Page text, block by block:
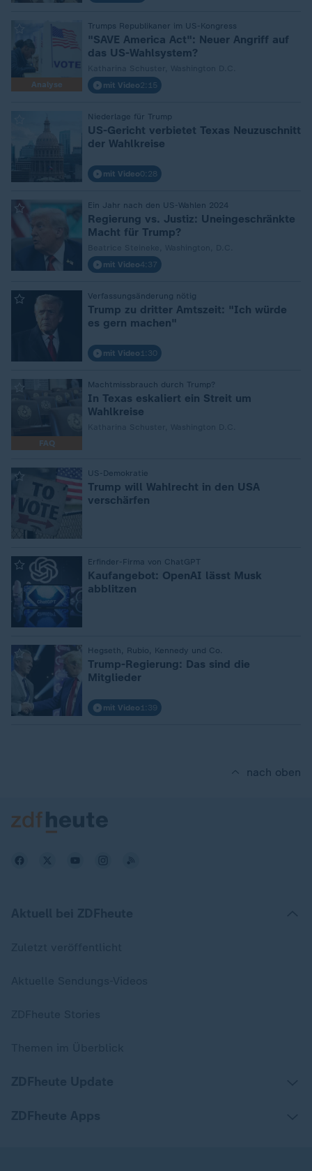
Analyse
Trumps Republikaner im US-Kongress
"SAVE America Act": Neuer Angriff auf
das US-Wahlsystem?
mit Video2:15
Niederlage für Trump
US-Gericht verbietet Texas Neuzuschnitt
der Wahlkreise
mit Video0:28
Ein Jahr nach den US-Wahlen 2024
Regierung vs. Justiz: Uneingeschränkte
Macht für Trump?
mit Video4:37
Verfassungsänderung nötig
Trump zu dritter Amtszeit: "Ich würde
es gern machen"
mit Video 1:30
FAQ
Machtmissbrauch durch Trump?
In Texas eskaliert ein Streit um
Wahlkreise
US-Demokratie
Trump will Wahlrecht in den USA
verschärfen
Erfinder-Firma von ChatGPT
Kaufangebot: OpenAI lässt Musk
abblitzen
Hegseth, Rubio, Kennedy und Co.
Trump-Regierung: Das sind die
Mitglieder
mit Video 1:39
nach oben